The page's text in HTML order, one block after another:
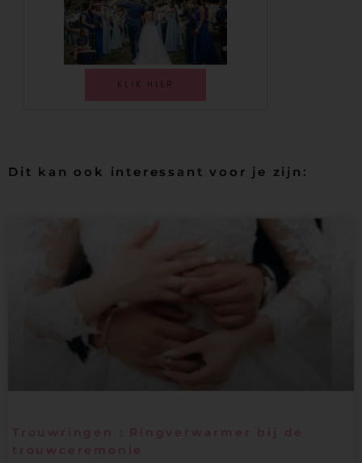
KLIK HIER
Dit kan ook interessant voor je zijn:
Trouwringen : Ringverwarmer bij de
trouwceremonie